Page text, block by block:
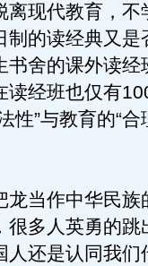
现代教育，不
的读经典又是
舍的课外读经
读经班也仅有
性”与教育的“合
当作中华民族
多人英勇的跳
人还是认同我们